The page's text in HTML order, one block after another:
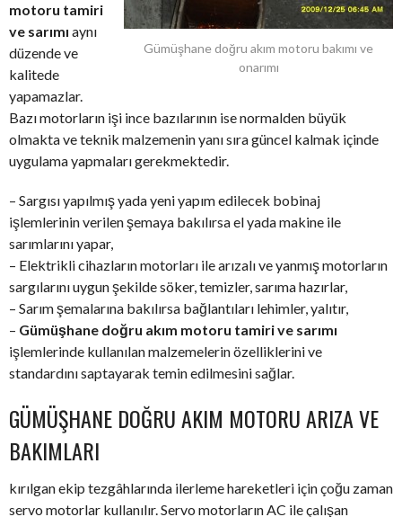
Gümüşhane doğru akım motoru bakımı ve
onarımı
motoru tamiri
ve sarımı aynı
düzende ve
kalitede
yapamazlar.
Bazı motorların işi ince bazılarının ise normalden büyük
olmakta ve teknik malzemenin yanı sıra güncel kalmak içinde
uygulama yapmaları gerekmektedir.
– Sargısı yapılmış yada yeni yapım edilecek bobinaj
işlemlerinin verilen şemaya bakılırsa el yada makine ile
sarımlarını yapar,
– Elektrikli cihazların motorları ile arızalı ve yanmış motorların
sargılarını uygun şekilde söker, temizler, sarıma hazırlar,
– Sarım şemalarına bakılırsa bağlantıları lehimler, yalıtır,
– Gümüşhane doğru akım motoru tamiri ve sarımı
işlemlerinde kullanılan malzemelerin özelliklerini ve
standardını saptayarak temin edilmesini sağlar.
GÜMÜŞHANE DOĞRU AKIM MOTORU ARIZA VE
BAKIMLARI
kırılgan ekip tezgâhlarında ilerleme hareketleri için çoğu zaman
servo motorlar kullanılır. Servo motorların AC ile çalışan